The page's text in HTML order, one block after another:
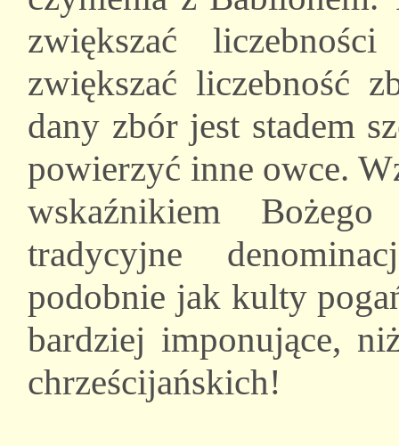
zwiększać
zwiększać liczebność
dany zbór jest stadem
powierzyć inne owce.
wskaźnikiem Bożego
tradycyjne
podobnie jak kulty
bardziej imponujące,
chrześcijańskich!